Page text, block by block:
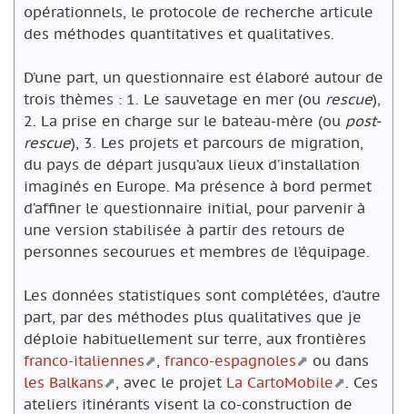
opérationnels, le protocole de recherche articule
des méthodes quantitatives et qualitatives.
D’une part, un questionnaire est élaboré autour de
trois thèmes : 1. Le sauvetage en mer (ou rescue),
2. La prise en charge sur le bateau-mère (ou post-
rescue), 3. Les projets et parcours de migration,
du pays de départ jusqu’aux lieux d’installation
imaginés en Europe. Ma présence à bord permet
d’affiner le questionnaire initial, pour parvenir à
une version stabilisée à partir des retours de
personnes secourues et membres de l’équipage.
Les données statistiques sont complétées, d’autre
part, par des méthodes plus qualitatives que je
déploie habituellement sur terre, aux frontières
franco-italiennes
franco-espagnoles
ou dans
les Balkans
, avec le projet La CartoMobile
. Ces
ateliers itinérants visent la co-construction de